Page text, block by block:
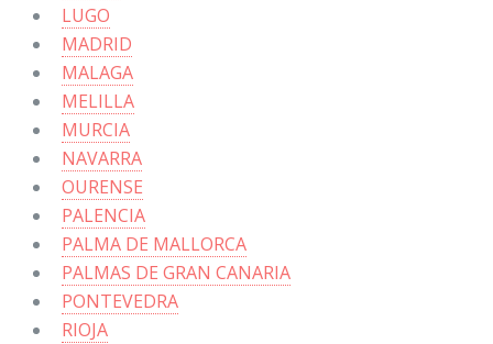
LUGO
MADRID
MALAGA
MELILLA
MURCIA
NAVARRA
OURENSE
PALENCIA
PALMA DE MALLORCA
PALMAS DE GRAN CANARIA
PONTEVEDRA
RIOJA